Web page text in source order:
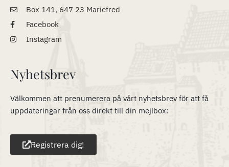
Box 141, 647 23 Mariefred
Facebook
Instagram
Nyhetsbrev
Välkommen att prenumerera på vårt nyhetsbrev för att få
uppdateringar från oss direkt till din mejlbox:
Registrera dig!